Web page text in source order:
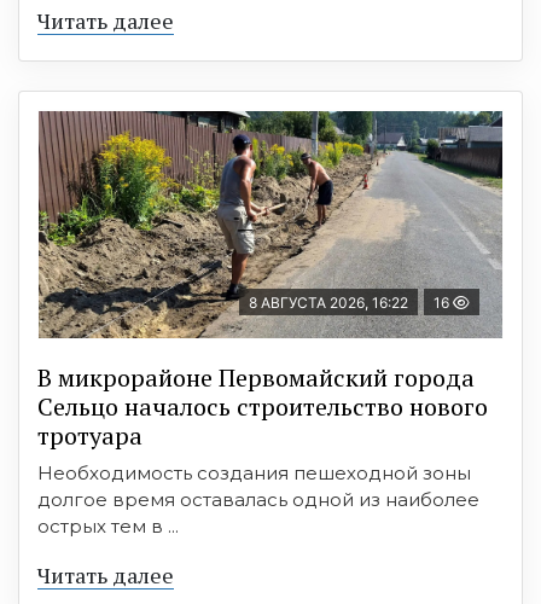
Читать далее
8 АВГУСТА 2026, 16:22 16
В микрорайоне Первомайский города
Сельцо началось строительство нового
тротуара
Необходимость создания пешеходной зоны
долгое время оставалась одной из наиболее
острых тем в ...
Читать далее